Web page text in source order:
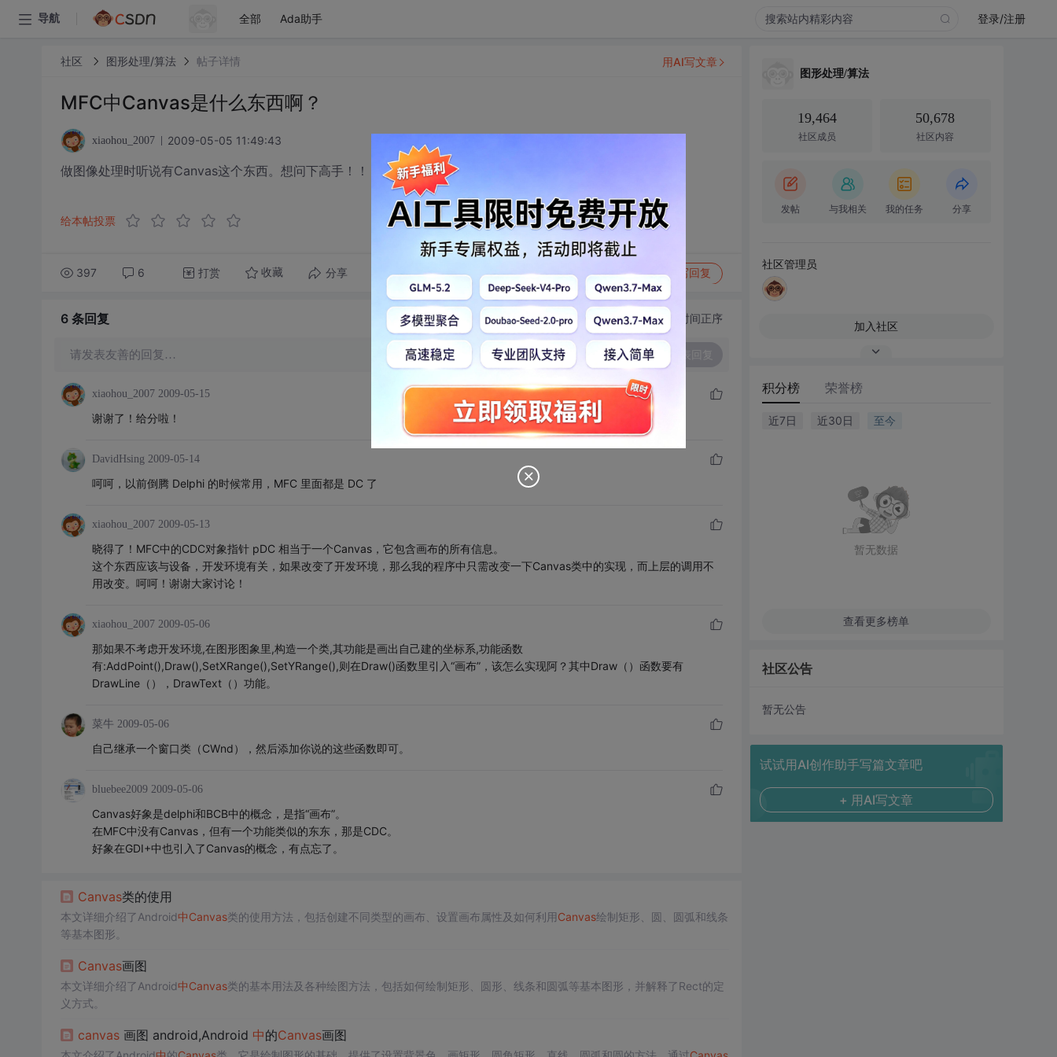
导航 全部 Ada助手 登录/注册
社区 图形处理/算法 帖子详情
MFC中Canvas是什么东西啊？
xiaohou_2007 2009-05-05 11:49:43
做图像处理时听说有Canvas这个东西。想问下高手！！
给本帖投票
397 6 打赏 收藏 分享 转发到动态 举报 写回复
用AI写文章
6 条回复 切换为时间正序
请发表友善的回复…
xiaohou_2007 2009-05-15
谢谢了！给分啦！
DavidHsing 2009-05-14
呵呵，以前倒腾 Delphi 的时候常用，MFC 里面都是 DC 了
xiaohou_2007 2009-05-13
晓得了！MFC中的CDC对象指针 pDC 相当于一个Canvas，它包含画布的所有信息。
这个东西应该与设备，开发环境有关，如果改变了开发环境，那么我的程序中只需改变一下Canvas类中的实现，而上层的调用不
用改变。呵呵！谢谢大家讨论！
xiaohou_2007 2009-05-06
那如果不考虑开发环境,在图形图象里,构造一个类,其功能是画出自己建的坐标系,功能函数
有:AddPoint(),Draw(),SetXRange(),SetYRange(),则在Draw()函数里引入“画布”，该怎么实现阿？其中Draw（）函数要有
DrawLine（），DrawText（）功能。
菜牛 2009-05-06
自己继承一个窗口类（CWnd），然后添加你说的这些函数即可。
bluebee2009 2009-05-06
Canvas好象是delphi和BCB中的概念，是指“画布”。
在MFC中没有Canvas，但有一个功能类似的东东，那是CDC。
好象在GDI+中也引入了Canvas的概念，有点忘了。
Canvas类的使用
本文详细介绍了Android中Canvas类的使用方法，包括创建不同类型的画布、设置画布属性及如何利用Canvas绘制矩形、圆、圆弧和线条
等基本图形。
Canvas画图
本文详细介绍了Android中Canvas类的基本用法及各种绘图方法，包括如何绘制矩形、圆形、线条和圆弧等基本图形，并解释了Rect的定
义方式。
canvas画图 android,Android 中的Canvas画图
图形处理/算法
19,464
社区成员
50,678
社区内容
发帖 与我相关 我的任务 分享
社区管理员
加入社区
积分榜 荣誉榜
近7日 近30日 至今
暂无数据
查看更多榜单
社区公告
暂无公告
试试用AI创作助手写篇文章吧
+ 用AI写文章